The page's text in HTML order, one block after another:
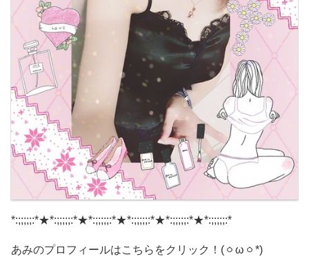
*:;;;;;:*★*:;;;;;:*★*:;;;;;:*★*:;;;;;:*★*:;;;;;:*★*:;;;;;:*
あみのプロフィールはこちらをクリック！(ㆁωㆁ*)